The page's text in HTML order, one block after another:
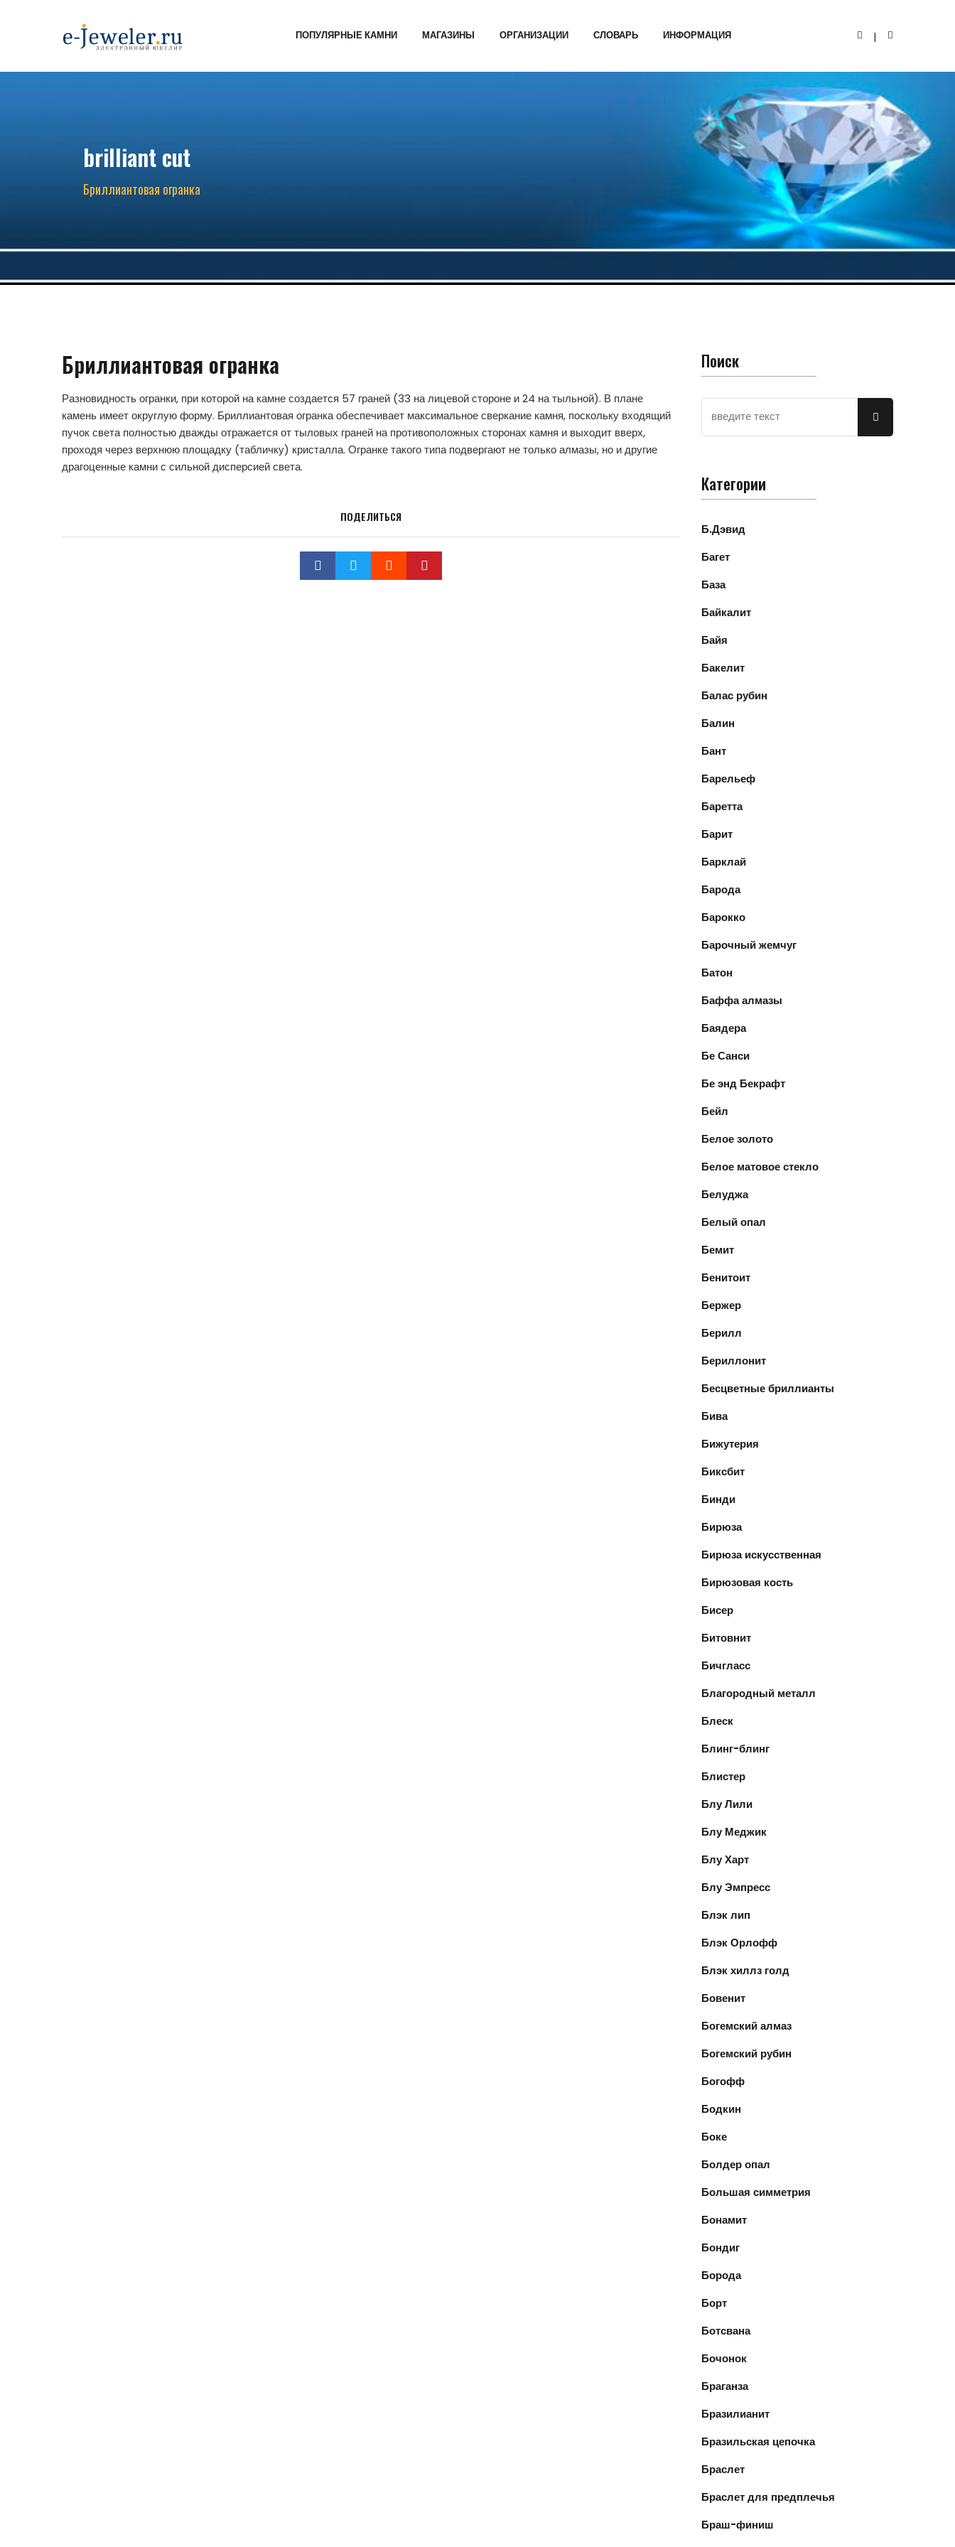
ПОПУЛЯРНЫЕ КАМНИ МАГАЗИНЫ ОРГАНИЗАЦИИ СЛОВАРЬ ИНФОРМАЦИЯ
brilliant cut
Бриллиантовая огранка
Бриллиантовая огранка
Разновидность огранки, при которой на камне создается 57 граней (33 на лицевой стороне и 24 на тыльной). В плане
камень имеет округлую форму. Бриллиантовая огранка обеспечивает максимальное сверкание камня, поскольку входящий
пучок света полностью дважды отражается от тыловых граней на противоположных сторонах камня и выходит вверх,
проходя через верхнюю площадку (табличку) кристалла. Огранке такого типа подвергают не только алмазы, но и другие
драгоценные камни с сильной дисперсией света.
ПОДЕЛИТЬСЯ
Поиск
Категории
Б.Дэвид
Багет
База
Байкалит
Байя
Бакелит
Балас рубин
Балин
Бант
Барельеф
Баретта
Барит
Барклай
Барода
Барокко
Барочный жемчуг
Батон
Баффа алмазы
Баядера
Бе Санси
Бе энд Бекрафт
Бейл
Белое золото
Белое матовое стекло
Белуджа
Белый опал
Бемит
Бенитоит
Бержер
Берилл
Бериллонит
Бесцветные бриллианты
Бива
Бижутерия
Биксбит
Бинди
Бирюза
Бирюза искусственная
Бирюзовая кость
Бисер
Битовнит
Бичгласс
Благородный металл
Блеск
Блинг-блинг
Блистер
Блу Лили
Блу Меджик
Блу Харт
Блу Эмпресс
Блэк лип
Блэк Орлофф
Блэк хиллз голд
Бовенит
Богемский алмаз
Богемский рубин
Богофф
Бодкин
Боке
Болдер опал
Большая симметрия
Бонамит
Бондиг
Борода
Борт
Ботсвана
Бочонок
Браганза
Бразилианит
Бразильская цепочка
Браслет
Браслет для предплечья
Браш-финиш